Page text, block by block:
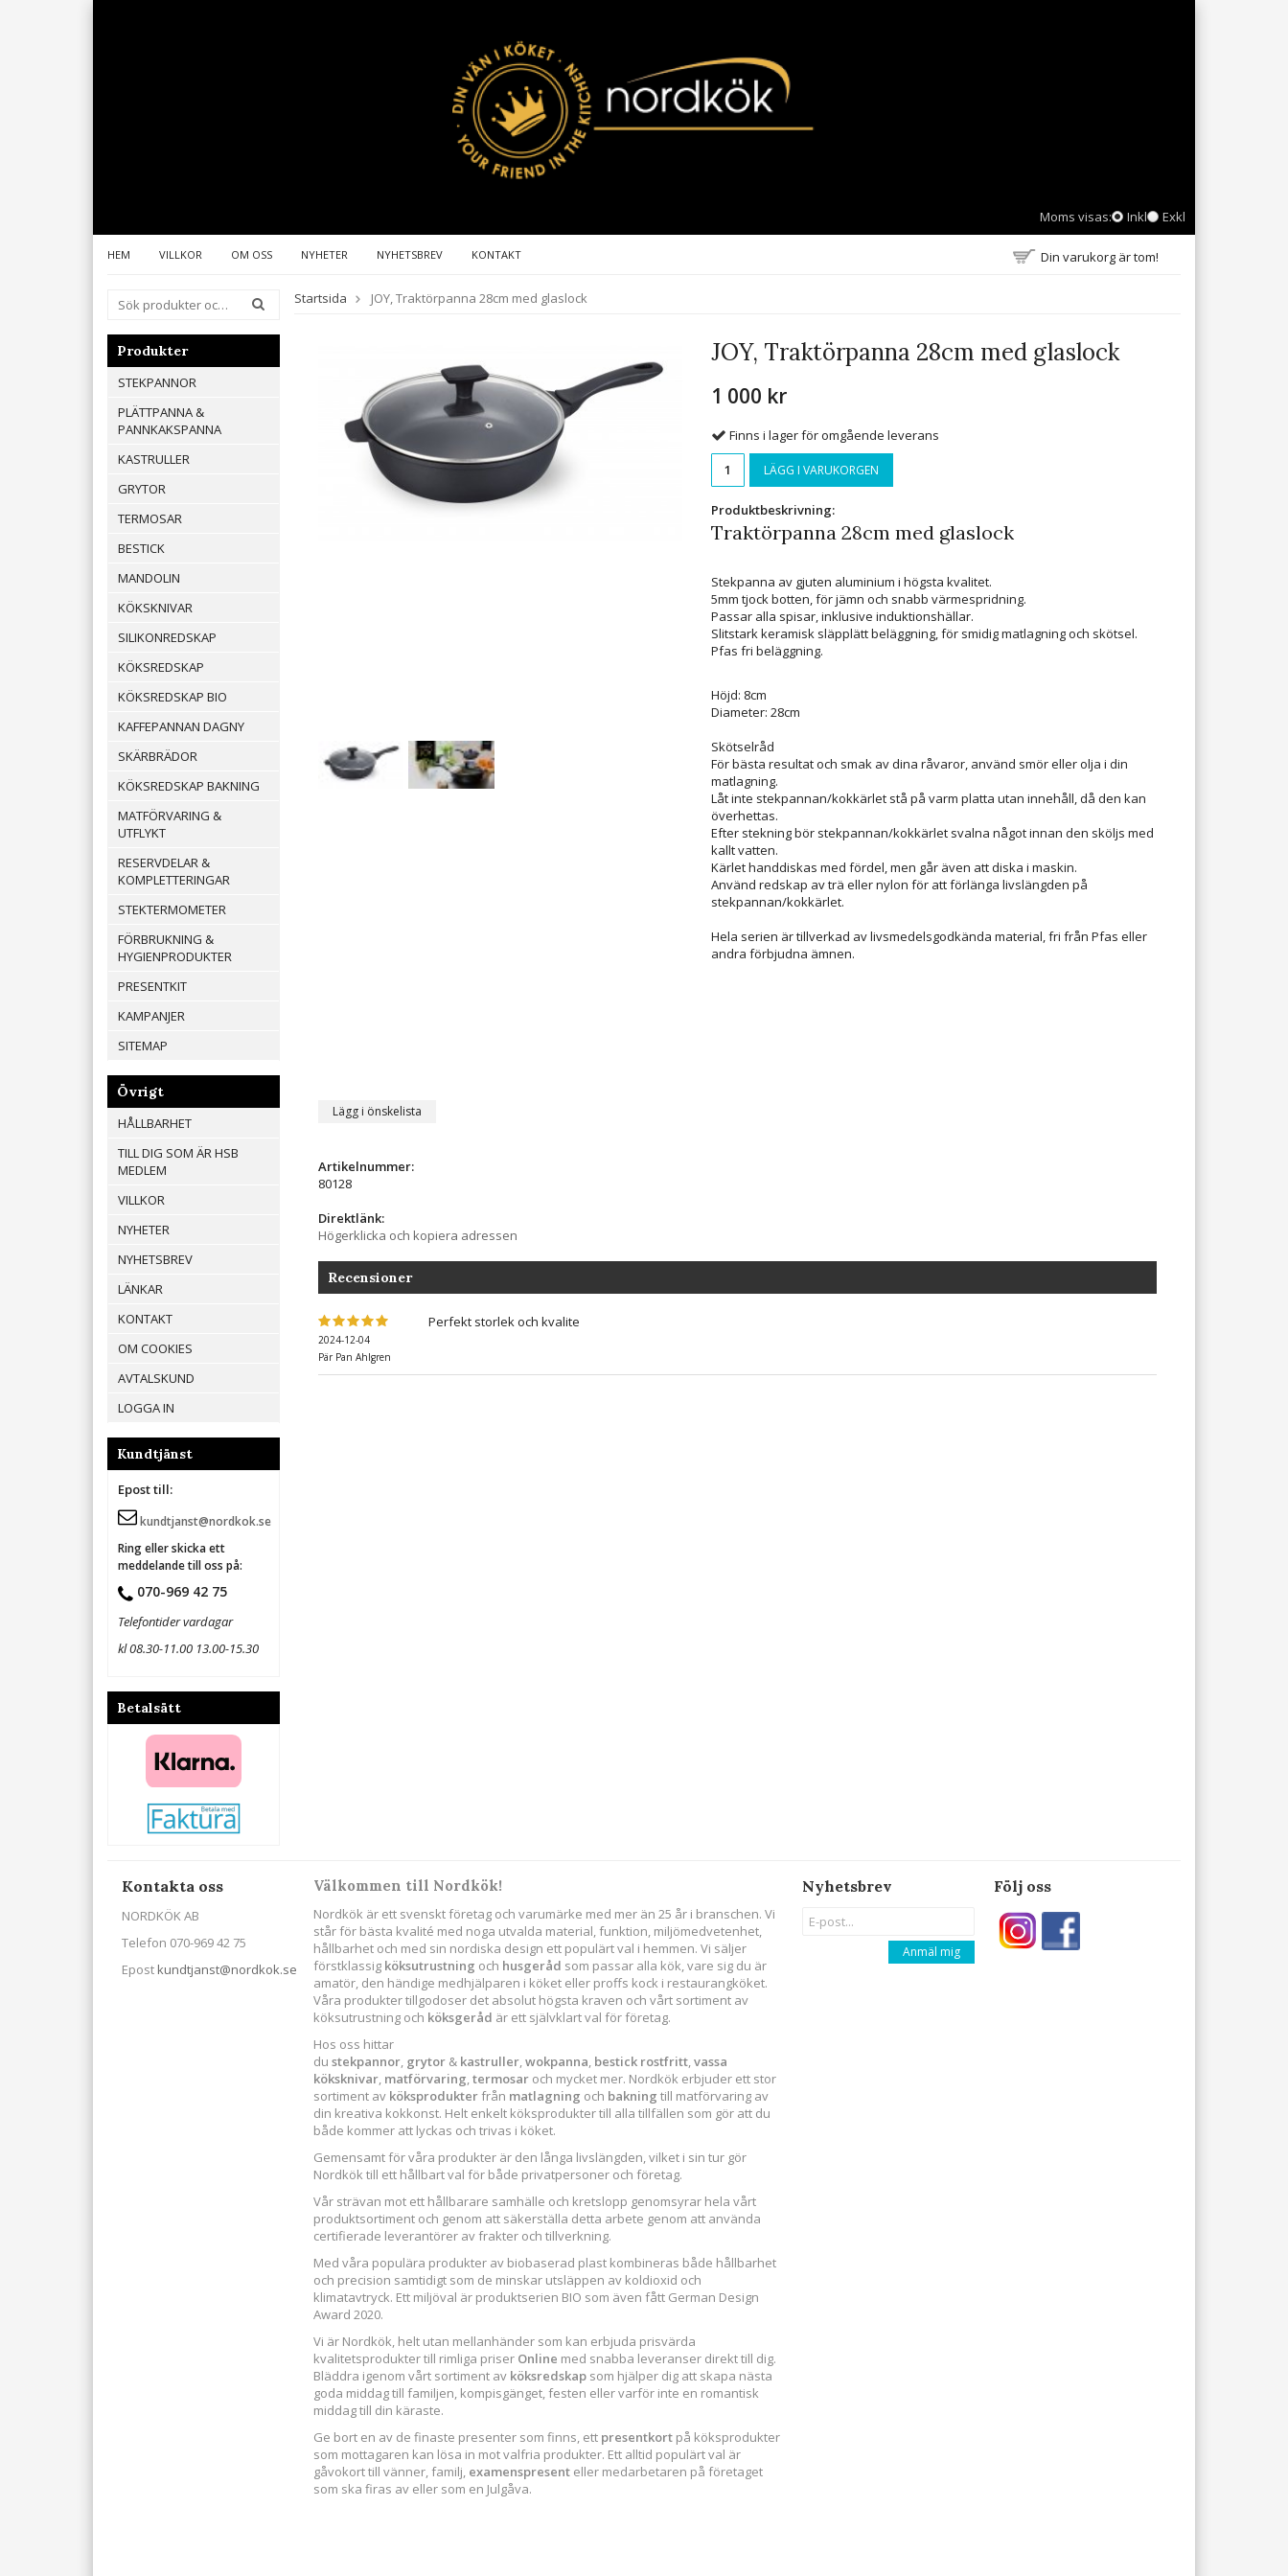
Moms visas: Inkl Exkl
HEM VILLKOR OM OSS NYHETER NYHETSBREV KONTAKT Din varukorg är tom!
Produkter
STEKPANNOR
PLÄTTPANNA &
PANNKAKSPANNA
KASTRULLER
GRYTOR
TERMOSAR
BESTICK
MANDOLIN
KÖKSKNIVAR
SILIKONREDSKAP
KÖKSREDSKAP
KÖKSREDSKAP BIO
KAFFEPANNAN DAGNY
SKÄRBRÄDOR
KÖKSREDSKAP BAKNING
MATFÖRVARING &
UTFLYKT
RESERVDELAR &
KOMPLETTERINGAR
STEKTERMOMETER
FÖRBRUKNING &
HYGIENPRODUKTER
PRESENTKIT
KAMPANJER
SITEMAP
Övrigt
HÅLLBARHET
TILL DIG SOM ÄR HSB
MEDLEM
VILLKOR
NYHETER
NYHETSBREV
LÄNKAR
KONTAKT
OM COOKIES
AVTALSKUND
LOGGA IN
Kundtjänst
Epost till:
kundtjanst@nordkok.se
Ring eller skicka ett
meddelande till oss på:
070-969 42 75
Telefontider vardagar
kl 08.30-11.00 13.00-15.30
Betalsätt
Startsida JOY, Traktörpanna 28cm med glaslock
JOY, Traktörpanna 28cm med glaslock
1 000 kr
Finns i lager för omgående leverans
LÄGG I VARUKORGEN
Produktbeskrivning:
Traktörpanna 28cm med glaslock
Stekpanna av gjuten aluminium i högsta kvalitet.
5mm tjock botten, för jämn och snabb värmespridning.
Passar alla spisar, inklusive induktionshällar.
Slitstark keramisk släpplätt beläggning, för smidig matlagning och skötsel.
Pfas fri beläggning.
Höjd: 8cm
Diameter: 28cm
Skötselråd
För bästa resultat och smak av dina råvaror, använd smör eller olja i din
matlagning.
Låt inte stekpannan/kokkärlet stå på varm platta utan innehåll, då den kan
överhettas.
Efter stekning bör stekpannan/kokkärlet svalna något innan den sköljs med
kallt vatten.
Kärlet handdiskas med fördel, men går även att diska i maskin.
Använd redskap av trä eller nylon för att förlänga livslängden på
stekpannan/kokkärlet.
Hela serien är tillverkad av livsmedelsgodkända material, fri från Pfas eller
andra förbjudna ämnen.
Lägg i önskelista
Artikelnummer:
80128
Direktlänk:
Högerklicka och kopiera adressen
Recensioner
2024-12-04
Pär Pan Ahlgren
Perfekt storlek och kvalite
Kontakta oss
NORDKÖK AB
Telefon 070-969 42 75
Epost kundtjanst@nordkok.se
Följ oss
Nyhetsbrev
Anmäl mig
Välkommen till Nordkök!
Nordkök är ett svenskt företag och varumärke med mer än 25 år i branschen. Vi
står för bästa kvalité med noga utvalda material, funktion, miljömedvetenhet,
hållbarhet och med sin nordiska design ett populärt val i hemmen. Vi säljer
förstklassig köksutrustning och husgeråd som passar alla kök, vare sig du är
amatör, den händige medhjälparen i köket eller proffs kock i restaurangköket.
Våra produkter tillgodoser det absolut högsta kraven och vårt sortiment av
köksutrustning och köksgeråd är ett självklart val för företag.
Hos oss hittar
du stekpannor, grytor & kastruller,wokpanna, bestick rostfritt,vassa
köksknivar, matförvaring,termosar och mycket mer. Nordkök erbjuder ett stor
sortiment av köksprodukterfrån matlagning och bakning till matförvaring av
din kreativa kokkonst. Helt enkelt köksprodukter till alla tillfällen som gör att du
både kommer att lyckas och trivas i köket.
Gemensamt för våra produkter är den långa livslängden, vilket i sin tur gör
Nordkök till ett hållbart val för både privatpersoner och företag.
Vår strävan mot ett hållbarare samhälle och kretslopp genomsyrar hela vårt
produktsortiment och genom att säkerställa detta arbete genom att använda
certifierade leverantörer av frakter och tillverkning.
Med våra populära produkter av biobaserad plast kombineras både hållbarhet
och precision samtidigt som de minskar utsläppen av koldioxid och
klimatavtryck. Ett miljöval är produktserien BIO som även fått German Design
Award 2020.
Vi är Nordkök, helt utan mellanhänder som kan erbjuda prisvärda
kvalitetsprodukter till rimliga priser Online med snabba leveranser direkt till dig.
Bläddra igenom vårt sortiment av köksredskap som hjälper dig att skapa nästa
goda middag till familjen, kompisgänget, festen eller varför inte en romantisk
middag till din käraste.
Ge bort en av de finaste presenter som finns, ett presentkort på köksprodukter
som mottagaren kan lösa in mot valfria produkter. Ett alltid populärt val är
gåvokort till vänner, familj, examenspresent eller medarbetaren på företaget
som ska firas av eller som en Julgåva.